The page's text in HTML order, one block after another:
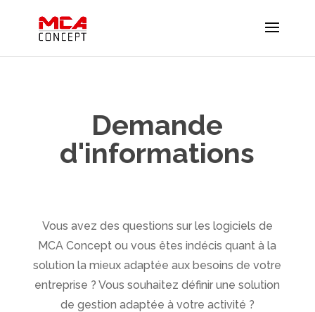
Demande
d'informations
Vous avez des questions sur les logiciels de
MCA Concept ou vous êtes indécis quant à la
solution la mieux adaptée aux besoins de votre
entreprise ? Vous souhaitez définir une solution
de gestion adaptée à votre activité ?